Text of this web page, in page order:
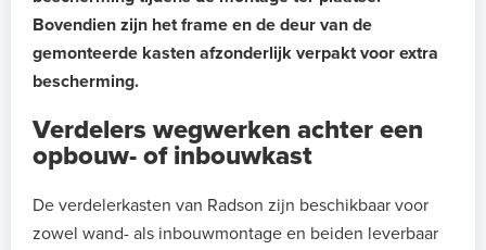
Bovendien zijn het frame en de deur van de
gemonteerde kasten afzonderlijk verpakt voor extra
bescherming.
Verdelers wegwerken achter een
opbouw- of inbouwkast
De verdelerkasten van Radson zijn beschikbaar voor
zowel wand- als inbouwmontage en beiden leverbaar